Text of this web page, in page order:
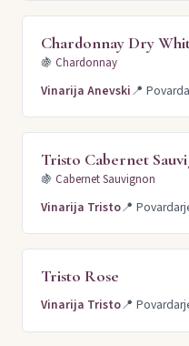
Chardonnay Dry
🍇 Chardonnay
Vinarija Anevski📍
Tristo Cabernet
🍇 Cabernet Sauvignon
Vinarija Tristo📍
Tristo Rose
Vinarija Tristo📍